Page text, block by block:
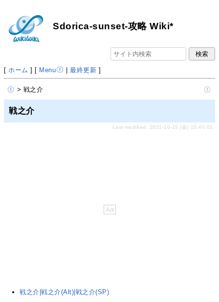
Sdorica-sunset-攻略 Wiki*
[ ホーム ] [ Menu |最終更新 ]
> 戦之介
戦之介
Last-modified: 2021-10-15 (金) 15:40:01
戦之介|戦之介(Alt)|戦之介(SP)